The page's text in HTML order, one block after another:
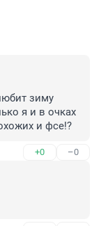
зиму
я и в очках
и фсе!?
+0 –0